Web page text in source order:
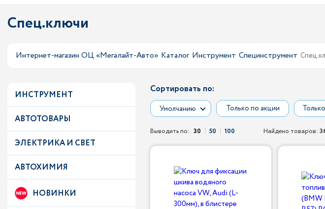
Спец.ключи
Интернет-магазин ОЦ «Мегалайт-Авто» Каталог Инструмент Специнструмент
ИНСТРУМЕНТ
АВТОТОВАРЫ
ЭЛЕКТРИКА И СВЕТ
АВТОХИМИЯ
НОВИНКИ
Сортировать по:
Умолчанию Только по акции
Выводить по: 30 50 100 Найдено товаров: